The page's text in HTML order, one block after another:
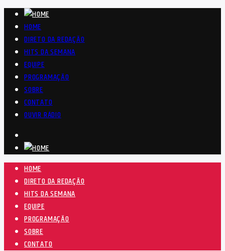
HOME
DIRETO DA REDAÇÃO
HITS DA SEMANA
EQUIPE
PROGRAMAÇÃO
SOBRE
CONTATO
OUVIR RÁDIO
HOME
DIRETO DA REDAÇÃO
HITS DA SEMANA
EQUIPE
PROGRAMAÇÃO
SOBRE
CONTATO